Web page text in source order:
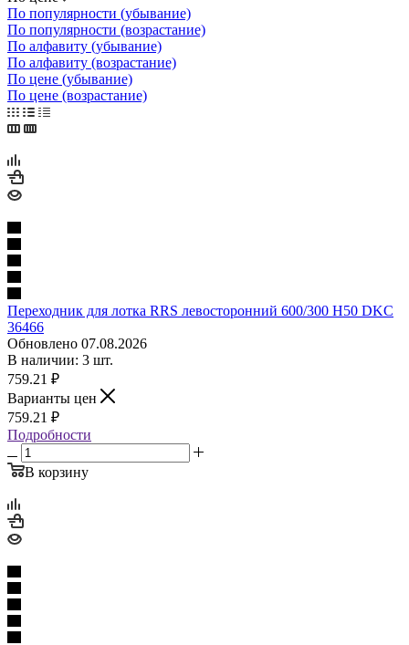
По популярности (убывание)
По популярности (возрастание)
По алфавиту (убывание)
По алфавиту (возрастание)
По цене (убывание)
По цене (возрастание)
Переходник для лотка RRS левосторонний 600/300 H50 DKC
36466
Обновлено 07.08.2026
В наличии: 3 шт.
759.21 ₽
Варианты цен
759.21 ₽
Подробности
В корзину